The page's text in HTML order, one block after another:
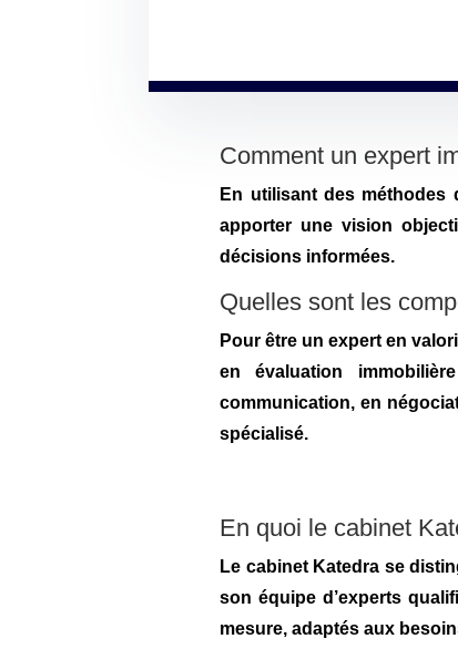
Comment un expert
En utilisant des méthodes
apporter une vision
décisions informées.
Quelles sont les
Pour être un expert en
en évaluation
communication, en
spécialisé.
En quoi le cabinet
Le cabinet Katedra se
son équipe d’experts
mesure, adaptés aux